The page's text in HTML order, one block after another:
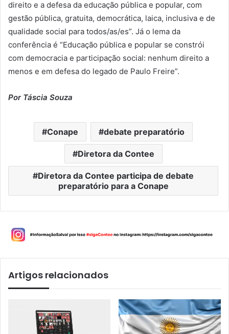
direito e a defesa da educação pública e popular, com
gestão pública, gratuita, democrática, laica, inclusiva e de
qualidade social para todos/as/es”. Já o lema da
conferência é “Educação pública e popular se constrói
com democracia e participação social: nenhum direito a
menos e em defesa do legado de Paulo Freire”.
Por Táscia Souza
Conape debate preparatório
Diretora da Contee
Diretora da Contee participa de debate
preparatório para a Conape
Artigos relacionados